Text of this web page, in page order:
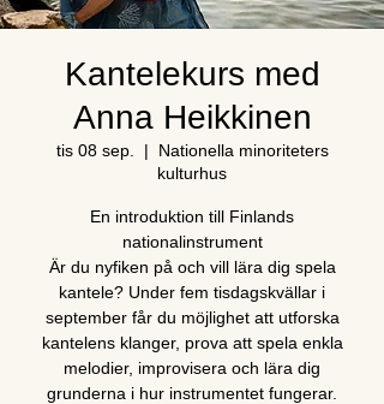
Kantelekurs med
Anna Heikkinen
tis 08 sep.
  |
Nationella minoriteters
kulturhus
En introduktion till Finlands
nationalinstrument
Är du nyfiken på och vill lära dig spela
kantele? Under fem tisdagskvällar i
september får du möjlighet att utforska
kantelens klanger, prova att spela enkla
melodier, improvisera och lära dig
grunderna i hur instrumentet fungerar.